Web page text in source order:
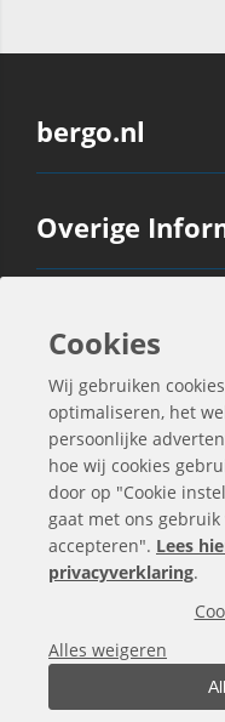
bergo.nl
Overige
Ook
Alle
Cookies
Wij gebruiken
optimaliseren, het
persoonlijke
hoe wij cookies
door op "Cookie
gaat met ons gebruik
accepteren". Lees
privacyverklaring.
Alles weigeren